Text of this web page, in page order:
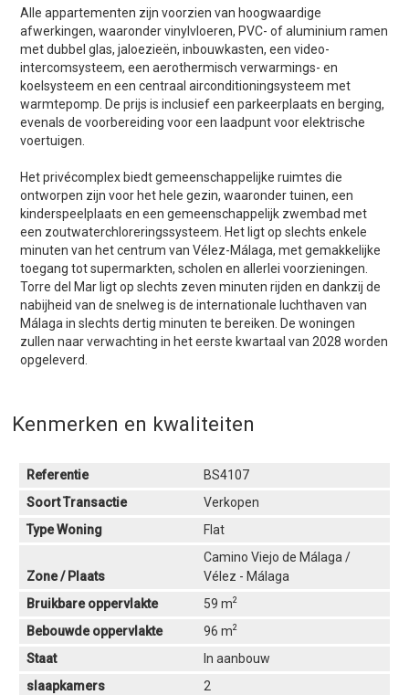
Alle appartementen zijn voorzien van hoogwaardige
afwerkingen, waaronder vinylvloeren, PVC- of aluminium ramen
met dubbel glas, jaloezieën, inbouwkasten, een video-
intercomsysteem, een aerothermisch verwarmings- en
koelsysteem en een centraal airconditioningsysteem met
warmtepomp. De prijs is inclusief een parkeerplaats en berging,
evenals de voorbereiding voor een laadpunt voor elektrische
voertuigen.
Het privécomplex biedt gemeenschappelijke ruimtes die
ontworpen zijn voor het hele gezin, waaronder tuinen, een
kinderspeelplaats en een gemeenschappelijk zwembad met
een zoutwaterchloreringssysteem. Het ligt op slechts enkele
minuten van het centrum van Vélez-Málaga, met gemakkelijke
toegang tot supermarkten, scholen en allerlei voorzieningen.
Torre del Mar ligt op slechts zeven minuten rijden en dankzij de
nabijheid van de snelweg is de internationale luchthaven van
Málaga in slechts dertig minuten te bereiken. De woningen
zullen naar verwachting in het eerste kwartaal van 2028 worden
opgeleverd.
Kenmerken en kwaliteiten
Referentie
BS4107
Soort Transactie
Verkopen
Type Woning
Flat
Zone / Plaats
Camino Viejo de Málaga /
Vélez - Málaga
Bruikbare oppervlakte
59 m2
Bebouwde oppervlakte 96 m2
Staat
In aanbouw
slaapkamers
2